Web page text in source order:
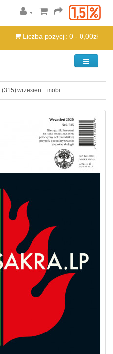
Liczba pozycji: 0 - 0,00zł
wrzesień :: mobi